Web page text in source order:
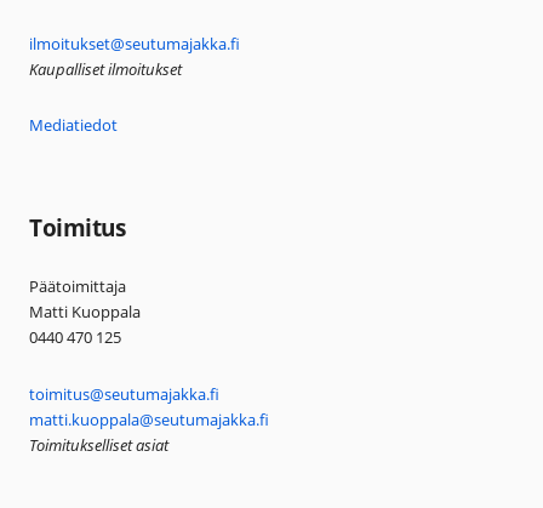
ilmoitukset@seutumajakka.fi
Kaupalliset ilmoitukset
Mediatiedot
Toimitus
Päätoimittaja
Matti Kuoppala
0440 470 125
toimitus@seutumajakka.fi
matti.kuoppala@seutumajakka.fi
Toimitukselliset asiat